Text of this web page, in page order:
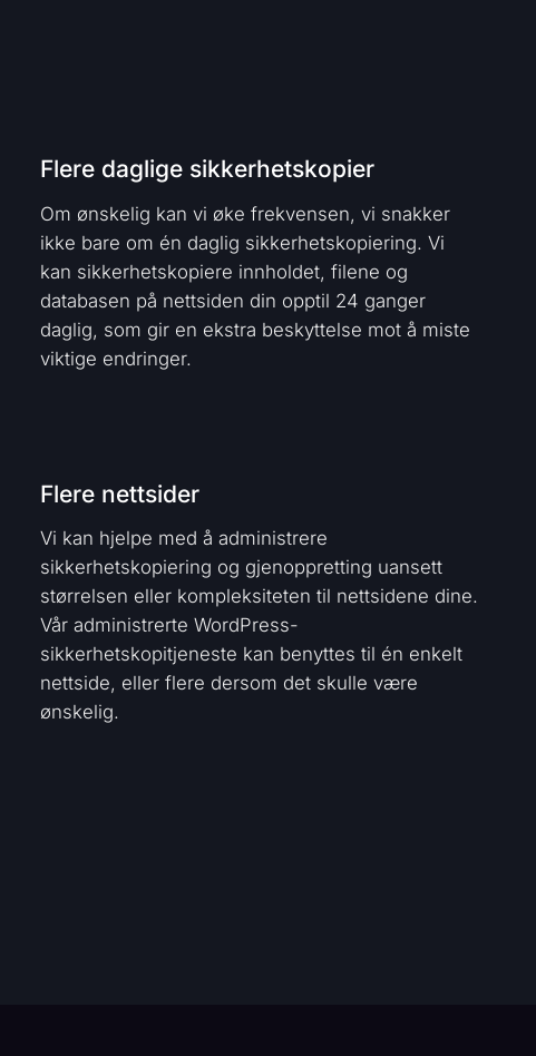
Flere daglige sikkerhetskopier
Om ønskelig kan vi øke frekvensen, vi snakker
ikke bare om én daglig sikkerhetskopiering. Vi
kan sikkerhetskopiere innholdet, filene og
databasen på nettsiden din opptil 24 ganger
daglig, som gir en ekstra beskyttelse mot å miste
viktige endringer.
Flere nettsider
Vi kan hjelpe med å administrere
sikkerhetskopiering og gjenoppretting uansett
størrelsen eller kompleksiteten til nettsidene dine.
Vår administrerte WordPress-
sikkerhetskopitjeneste kan benyttes til én enkelt
nettside, eller flere dersom det skulle være
ønskelig.